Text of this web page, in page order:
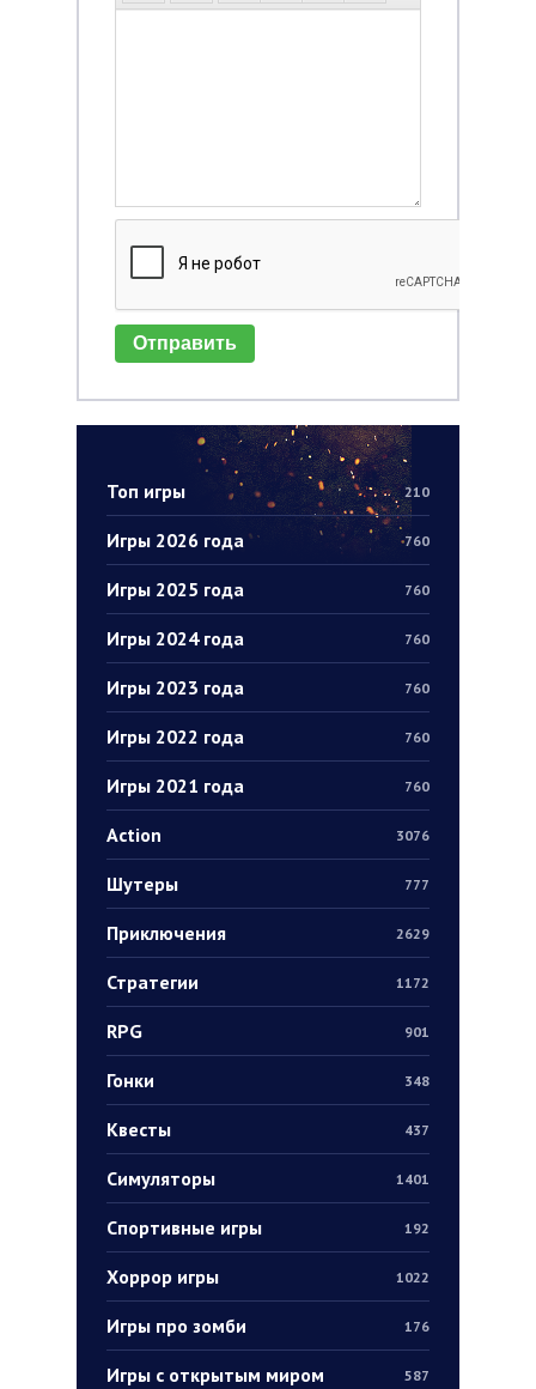
Топ игры 210
Игры 2026 года 760
Игры 2025 года 760
Игры 2024 года 760
Игры 2023 года 760
Игры 2022 года 760
Игры 2021 года 760
Action 3076
Шутеры 777
Приключения 2629
Стратегии 1172
RPG 901
Гонки 348
Квесты 437
Симуляторы 1401
Спортивные игры 192
Хоррор игры 1022
Игры про зомби 176
Игры с открытым миром 587
Отправить